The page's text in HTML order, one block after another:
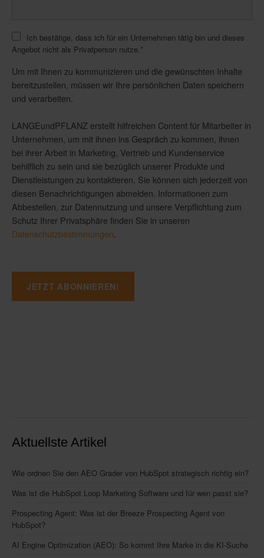
Ich bestätige, dass ich für ein Unternehmen tätig bin und dieses
Angebot nicht als Privatperson nutze.*
Um mit Ihnen zu kommunizieren und die gewünschten Inhalte
bereitzustellen, müssen wir Ihre persönlichen Daten speichern
und verarbeiten.
LANGEundPFLANZ erstellt hilfreichen Content für Mitarbeiter in
Unternehmen, um mit ihnen ins Gespräch zu kommen, ihnen
bei ihrer Arbeit in Marketing, Vertrieb und Kundenservice
behilflich zu sein und sie bezüglich unserer Produkte und
Dienstleistungen zu kontaktieren. Sie können sich jederzeit von
diesen Benachrichtigungen abmelden. Informationen zum
Abbestellen, zur Datennutzung und unsere Verpflichtung zum
Schutz Ihrer Privatsphäre finden Sie in unseren
Datenschutzbestimmungen.
Aktuellste Artikel
Wie ordnen Sie den AEO Grader von HubSpot strategisch richtig ein?
Was ist die HubSpot Loop Marketing Software und für wen passt sie?
Prospecting Agent: Was ist der Breeze Prospecting Agent von
HubSpot?
AI Engine Optimization (AEO): So kommt Ihre Marke in die KI-Suche